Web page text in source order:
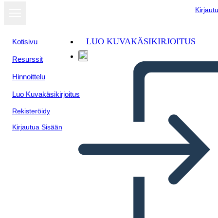
Kotisivu
Resurssit
Hinnoittelu
Luo Kuvakäsikirjoitus
Rekisteröidy
Kirjautua Sisään
LUO KUVAKÄSIKIRJOITUS
Näytä
diaesityksenä